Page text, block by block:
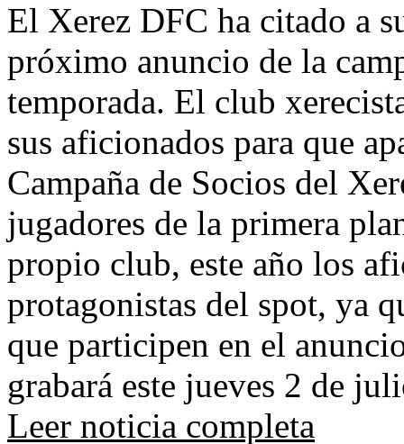
El Xerez DFC ha citado a
próximo anuncio de la
temporada. El club
sus aficionados para que
Campaña de Socios del
jugadores de la primera
propio club, este año los
protagonistas del spot, ya
que participen en el
grabará este jueves 2 de
Leer noticia completa